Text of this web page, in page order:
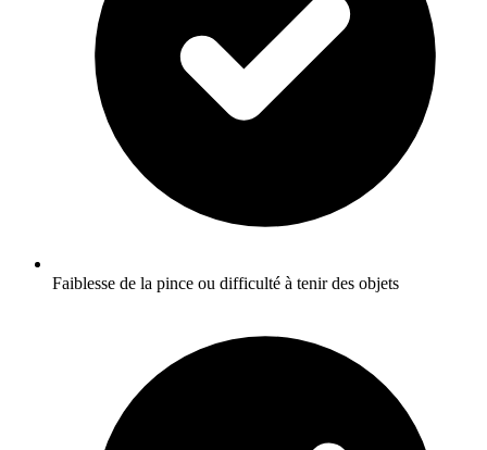
Faiblesse de la pince ou difficulté à tenir des objets